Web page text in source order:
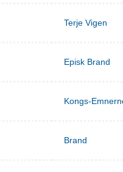
Terje Vigen
Episk Brand
Kongs-
Brand